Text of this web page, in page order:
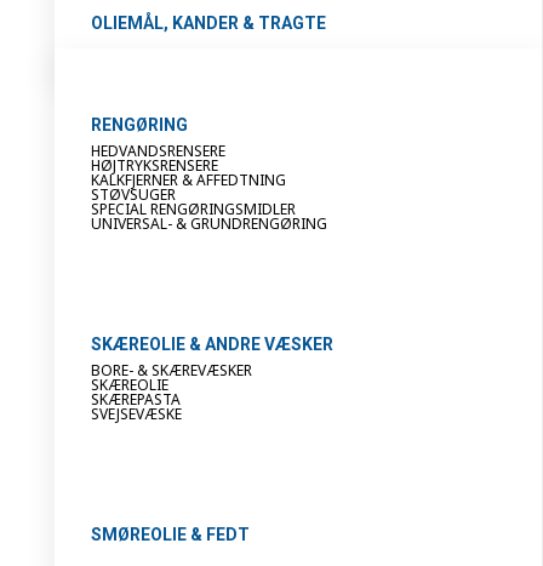
OLIEMÅL, KANDER & TRAGTE
RENGØRING
HEDVANDSRENSERE
HØJTRYKSRENSERE
KALKFJERNER & AFFEDTNING
STØVSUGER
SPECIAL RENGØRINGSMIDLER
UNIVERSAL- & GRUNDRENGØRING
SKÆREOLIE & ANDRE VÆSKER
BORE- & SKÆREVÆSKER
SKÆREOLIE
SKÆREPASTA
SVEJSEVÆSKE
SMØREOLIE & FEDT